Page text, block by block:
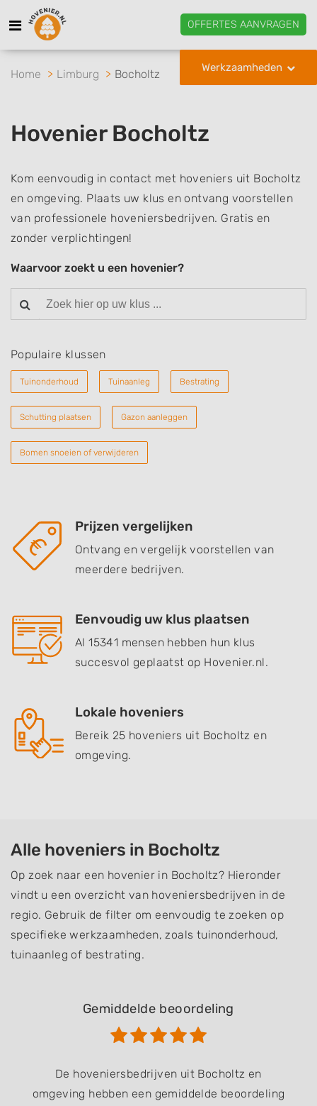
OFFERTES AANVRAGEN
Werkzaamheden
Home Limburg Bocholtz
Hovenier Bocholtz
Kom eenvoudig in contact met hoveniers uit Bocholtz
en omgeving. Plaats uw klus en ontvang voorstellen
van professionele hoveniersbedrijven. Gratis en
zonder verplichtingen!
Waarvoor zoekt u een hovenier?
Populaire klussen
Tuinonderhoud Tuinaanleg Bestrating
Schutting plaatsen Gazon aanleggen
Bomen snoeien of verwijderen
Prijzen vergelijken
Ontvang en vergelijk voorstellen van
meerdere bedrijven.
Eenvoudig uw klus plaatsen
Al 15341 mensen hebben hun klus
succesvol geplaatst op Hovenier.nl.
Lokale hoveniers
Bereik 25 hoveniers uit Bocholtz en
omgeving.
Alle hoveniers in Bocholtz
Op zoek naar een hovenier in Bocholtz? Hieronder
vindt u een overzicht van hoveniersbedrijven in de
regio. Gebruik de filter om eenvoudig te zoeken op
specifieke werkzaamheden, zoals tuinonderhoud,
tuinaanleg of bestrating.
Gemiddelde beoordeling
De hoveniersbedrijven uit Bocholtz en
omgeving hebben een gemiddelde beoordeling